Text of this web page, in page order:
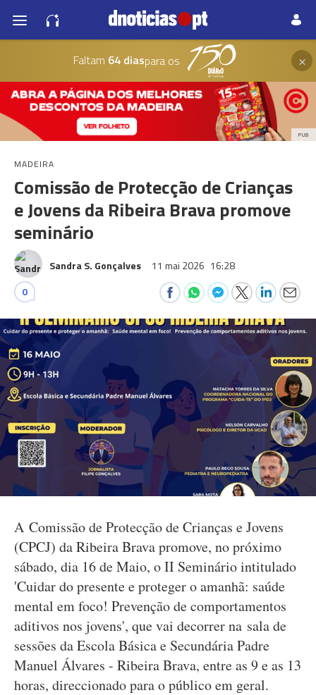
Faltam 64 diaspara os ×
PUB
MADEIRA
Comissão de Protecção de Crianças
e Jovens da Ribeira Brava promove
seminário
Sandra S. Gonçalves 11 mai 2026 16:28
0
A Comissão de Protecção de Crianças e Jovens
(CPCJ) da Ribeira Brava promove, no próximo
sábado, dia 16 de Maio, o II Seminário intitulado
'Cuidar do presente e proteger o amanhã: saúde
mental em foco! Prevenção de comportamentos
aditivos nos jovens', que vai decorrer na sala de
sessões da Escola Básica e Secundária Padre
Manuel Álvares - Ribeira Brava, entre as 9 e as 13
horas, direccionado para o público em geral.